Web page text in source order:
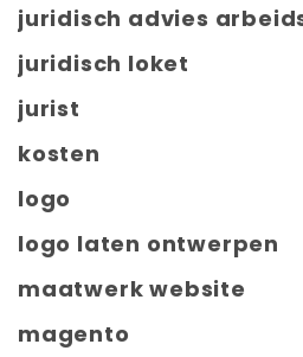
juridisch advies
juridisch loket
jurist
kosten
logo
logo laten ontwerpen
maatwerk website
magento